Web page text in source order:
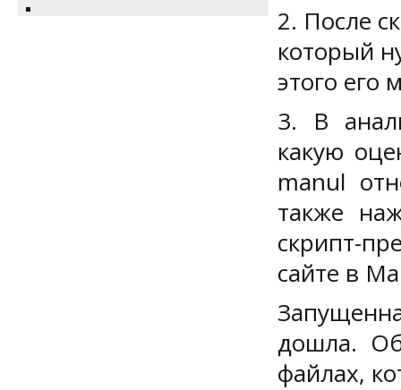
2. После
который
этого его
3. В
какую
manul
также
скрипт-
сайте в
дошла.
файлах,